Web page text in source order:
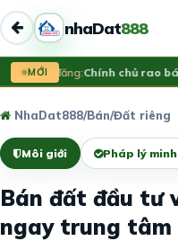
nhaDat888
MỚI
Vừa đăng:Chính chủ rao
NhaDat888/Bán/Đất riêng
Môi giới Pháp lý
Bán đất đầu tư
ngay trung